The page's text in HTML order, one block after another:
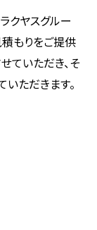
クヤスグルー
積もりをご提供
ていただき、そ
ただきます。